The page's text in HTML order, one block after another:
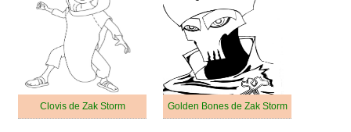
Clovis de Zak Storm Golden Bones de Zak Storm